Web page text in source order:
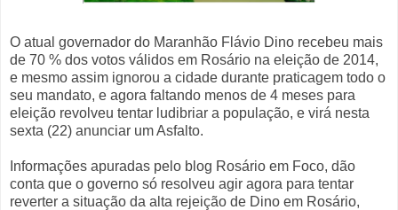
O atual governador do Maranhão Flávio Dino recebeu mais
de 70 % dos votos válidos em Rosário na eleição de 2014,
e mesmo assim ignorou a cidade durante praticagem todo o
seu mandato, e agora faltando menos de 4 meses para
eleição revolveu tentar ludibriar a população, e virá nesta
sexta (22) anunciar um Asfalto.
Informações apuradas pelo blog Rosário em Foco, dão
conta que o governo só resolveu agir agora para tentar
reverter a situação da alta rejeição de Dino em Rosário,